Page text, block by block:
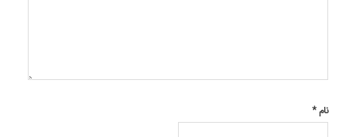
نام*